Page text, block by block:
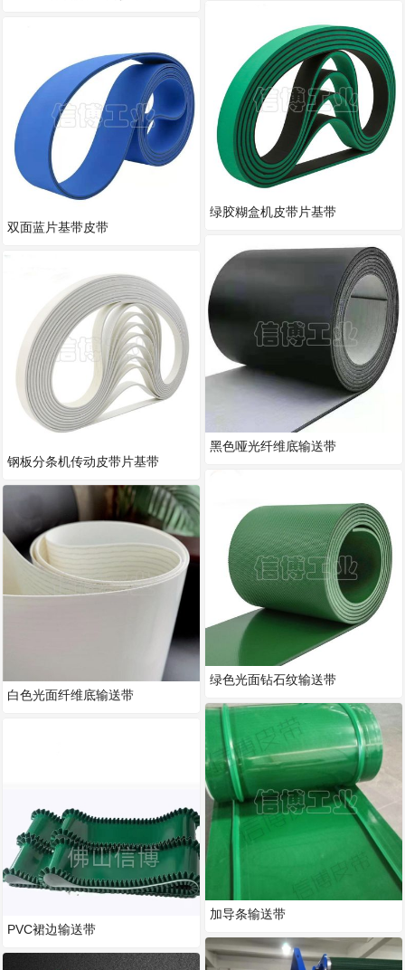
双面蓝片基带皮带
钢板分条机传动皮带片基带
白色光面纤维底输送带
PVC裙边输送带
绿胶糊盒机皮带片基带
黑色哑光纤维底输送带
绿色光面钻石纹输送带
加导条输送带